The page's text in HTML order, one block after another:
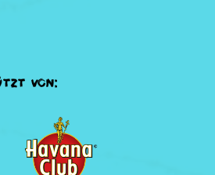
von: